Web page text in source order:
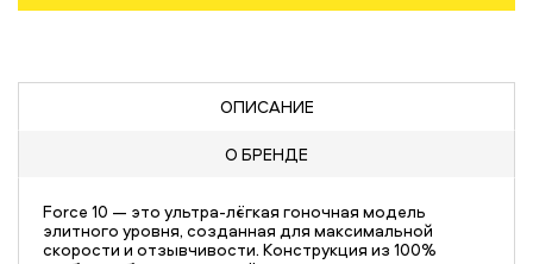
ОПИСАНИЕ
О БРЕНДЕ
Force 10 — это ультра-лёгкая гоночная модель
элитного уровня, созданная для максимальной
скорости и отзывчивости. Конструкция из 100%